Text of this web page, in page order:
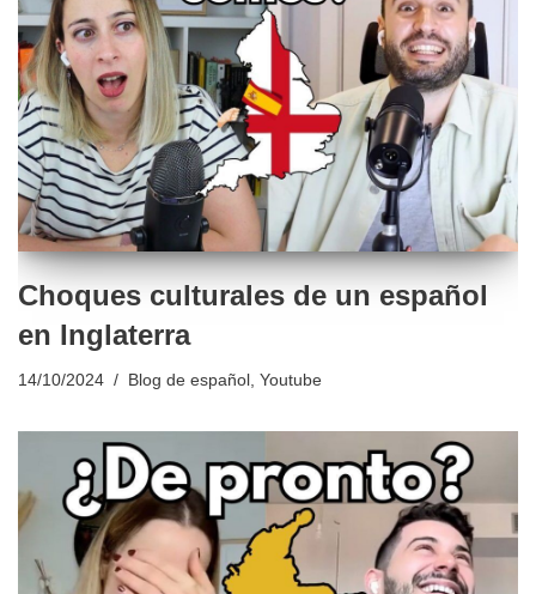
Choques culturales de un español
en Inglaterra
14/10/2024 Blog de español , Youtube